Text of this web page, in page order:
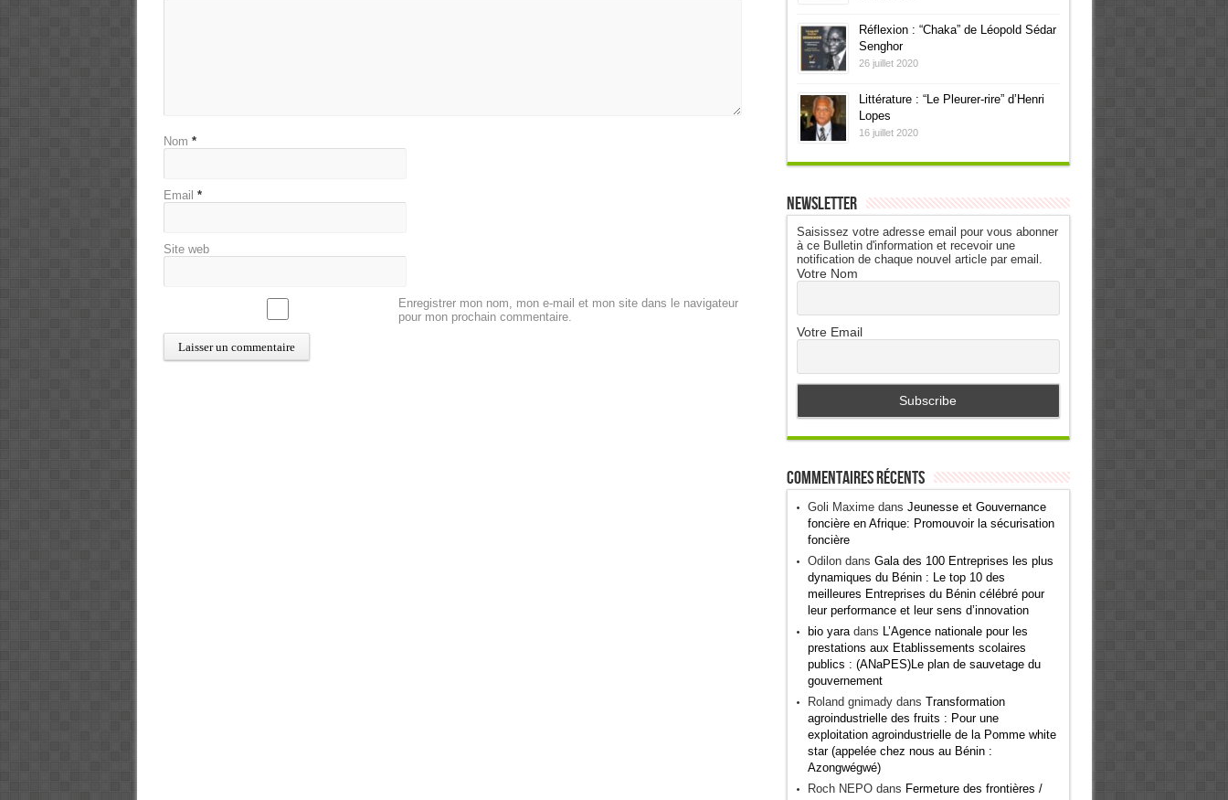
Nom *
Email *
Site web
Enregistrer mon nom, mon e-mail et mon site dans le navigateur
pour mon prochain commentaire.
Réflexion : “Chaka” de Léopold Sédar
Senghor
26 juillet 2020
Littérature : “Le Pleurer-rire” d’Henri
Lopes
16 juillet 2020
Newsletter
Saisissez votre adresse email pour vous abonner
à ce Bulletin d'information et recevoir une
notification de chaque nouvel article par email.
Votre Nom
Votre Email
Commentaires récents
Goli Maximedans Jeunesse et Gouvernance
foncière en Afrique: Promouvoir la sécurisation
foncière
Odilondans Gala des 100 Entreprises les plus
dynamiques du Bénin : Le top 10 des
meilleures Entreprises du Bénin célébré pour
leur performance et leur sens d’innovation
bio yaradans L’Agence nationale pour les
prestations aux Etablissements scolaires
publics : (ANaPES)Le plan de sauvetage du
gouvernement
Roland gnimadydans Transformation
agroindustrielle des fruits : Pour une
exploitation agroindustrielle de la Pomme white
star (appelée chez nous au Bénin :
Azongwégwé)
Roch NEPOdans Fermeture des frontières /